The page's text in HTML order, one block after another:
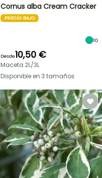
Cornus alba Cream Cracker
PRECIO BAJO
10
Desde10,50 €
Maceta 2L/3L
Disponible en 3 tamaños